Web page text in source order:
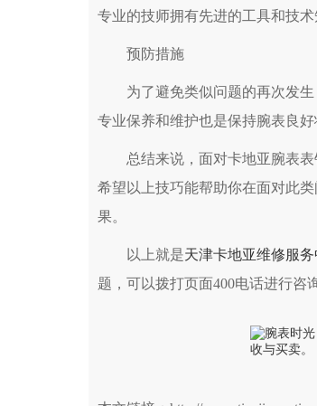
专业的技师拥有先进的工具和技
预防措施
为了避免类似问题的再次发生
专业保养和维护也是保持腕表良好
总结来说，面对卡地亚腕表表
希望以上技巧能帮助你在面对此
果。
以上就是天津卡地亚维修服
题，可以拨打页面400电话进行咨